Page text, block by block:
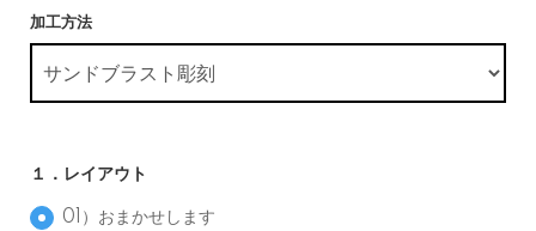
加工方法
１．レイアウト
01）おまかせします